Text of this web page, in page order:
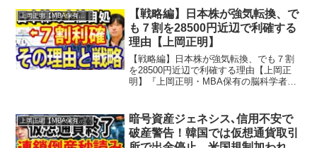
上岡正明【MBA保有の脳科学者】
【戦略編】日本株が強気転換、で
も７割を28500円近辺で利確する
理由【上岡正明】
【戦略編】日本株が強気転換、でも７割
を28500円近辺で利確する理由【上岡正
明】『上岡正明・MBA保有の脳科学者』
け。真剣に一歩抜きん出たい人のための
番組。MBA保有の脳...
上岡正明【MBA保有の脳科学者】
暗号資産ジェネシス､信用不安で
破産警告！韓国では仮想通貨取引